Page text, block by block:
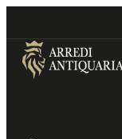
to
content